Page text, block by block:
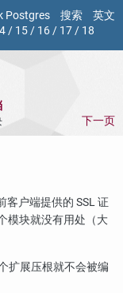
Postgres 搜索
英文
/ 15/ 16/ 17/ 18
下一页
客户端提供的 SSL 证
模块就没有用处（大
扩展压根就不会被编